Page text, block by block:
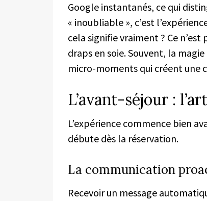
Google instantanés, ce qui
« inoubliable », c’est
cela signifie vraiment ? Ce
draps en soie. Souvent, la
micro-moments qui créent une
L’avant-séjour :
L’expérience commence bien
débute dès la réservation.
La communication
Recevoir un message